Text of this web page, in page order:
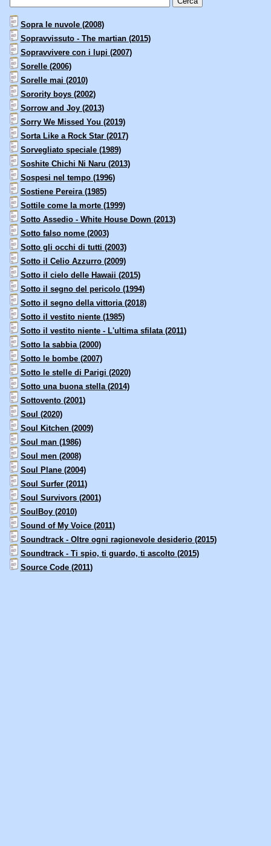
Sopra le nuvole (2008)
Sopravvissuto - The martian (2015)
Sopravvivere con i lupi (2007)
Sorelle (2006)
Sorelle mai (2010)
Sorority boys (2002)
Sorrow and Joy (2013)
Sorry We Missed You (2019)
Sorta Like a Rock Star (2017)
Sorvegliato speciale (1989)
Soshite Chichi Ni Naru (2013)
Sospesi nel tempo (1996)
Sostiene Pereira (1985)
Sottile come la morte (1999)
Sotto Assedio - White House Down (2013)
Sotto falso nome (2003)
Sotto gli occhi di tutti (2003)
Sotto il Celio Azzurro (2009)
Sotto il cielo delle Hawaii (2015)
Sotto il segno del pericolo (1994)
Sotto il segno della vittoria (2018)
Sotto il vestito niente (1985)
Sotto il vestito niente - L'ultima sfilata (2011)
Sotto la sabbia (2000)
Sotto le bombe (2007)
Sotto le stelle di Parigi (2020)
Sotto una buona stella (2014)
Sottovento (2001)
Soul (2020)
Soul Kitchen (2009)
Soul man (1986)
Soul men (2008)
Soul Plane (2004)
Soul Surfer (2011)
Soul Survivors (2001)
SoulBoy (2010)
Sound of My Voice (2011)
Soundtrack - Oltre ogni ragionevole desiderio (2015)
Soundtrack - Ti spio, ti guardo, ti ascolto (2015)
Source Code (2011)